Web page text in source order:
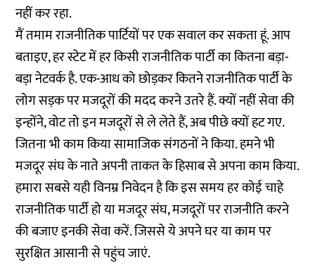
नहीं कर रहा.
मैं तमाम राजनीतिक पार्टियों पर एक सवाल कर सकता हूं. आप
बताइए, हर स्टेट में हर किसी राजनीतिक पार्टी का कितना बड़ा-
बड़ा नेटवर्क है. एक-आध को छोड़कर कितने राजनीतिक पार्टी के
लोग सड़क पर मजदूरों की मदद करने उतरे हैं. क्यों नहीं सेवा की
इन्होंने, वोट तो इन मजदूरों से ले लेते हैं, अब पीछे क्यों हट गए.
जितना भी काम किया सामाजिक संगठनों ने किया. हमने भी
मजदूर संघ के नाते अपनी ताकत के हिसाब से अपना काम किया.
हमारा सबसे यही विनम्र निवेदन है कि इस समय हर कोई चाहे
राजनीतिक पार्टी हो या मजदूर संघ, मजदूरों पर राजनीति करने
की बजाए इनकी सेवा करें. जिससे ये अपने घर या काम पर
सुरक्षित आसानी से पहुंच जाएं.